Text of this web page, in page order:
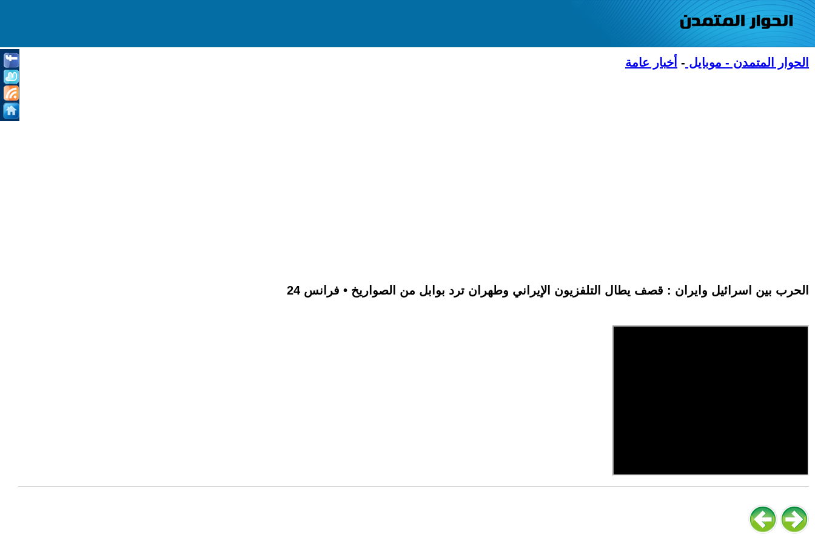
الحوار المتمدن - موبايل - أخبار عامة
الحرب بين اسرائيل وايران : قصف يطال التلفزيون الإيراني وطهران ترد بوابل من الصواريخ • فرانس 24